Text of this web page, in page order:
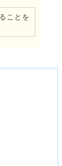
ことを